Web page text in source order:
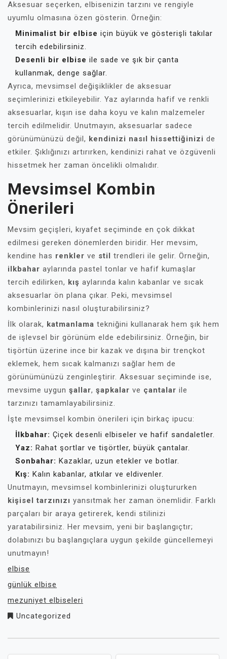
Aksesuar seçerken, elbisenizin tarzını ve rengiyle
uyumlu olmasına özen gösterin. Örneğin:
Minimalist bir elbise için büyük ve gösterişli takılar
tercih edebilirsiniz.
Desenli bir elbise ile sade ve şık bir çanta
kullanmak, denge sağlar.
Ayrıca, mevsimsel değişiklikler de aksesuar
seçimlerinizi etkileyebilir. Yaz aylarında hafif ve renkli
aksesuarlar, kışın ise daha koyu ve kalın malzemeler
tercih edilmelidir. Unutmayın, aksesuarlar sadece
görünümünüzü değil, kendinizi nasıl hissettiğinizi de
etkiler. Şıklığınızı artırırken, kendinizi rahat ve özgüvenli
hissetmek her zaman öncelikli olmalıdır.
Mevsimsel Kombin
Önerileri
Mevsim geçişleri, kıyafet seçiminde en çok dikkat
edilmesi gereken dönemlerden biridir. Her mevsim,
kendine has renkler ve stil trendleri ile gelir. Örneğin,
ilkbahar aylarında pastel tonlar ve hafif kumaşlar
tercih edilirken, kış aylarında kalın kabanlar ve sıcak
aksesuarlar ön plana çıkar. Peki, mevsimsel
kombinlerinizi nasıl oluşturabilirsiniz?
İlk olarak, katmanlama tekniğini kullanarak hem şık hem
de işlevsel bir görünüm elde edebilirsiniz. Örneğin, bir
tişörtün üzerine ince bir kazak ve dışına bir trençkot
eklemek, hem sıcak kalmanızı sağlar hem de
görünümünüzü zenginleştirir. Aksesuar seçiminde ise,
mevsime uygun şallar, şapkalar ve çantalar ile
tarzınızı tamamlayabilirsiniz.
İşte mevsimsel kombin önerileri için birkaç ipucu:
İlkbahar: Çiçek desenli elbiseler ve hafif sandaletler.
Yaz: Rahat şortlar ve tişörtler, büyük çantalar.
Sonbahar: Kazaklar, uzun etekler ve botlar.
Kış: Kalın kabanlar, atkılar ve eldivenler.
Unutmayın, mevsimsel kombinlerinizi oluştururken
kişisel tarzınızı yansıtmak her zaman önemlidir. Farklı
parçaları bir araya getirerek, kendi stilinizi
yaratabilirsiniz. Her mevsim, yeni bir başlangıçtır;
dolabınızı bu başlangıçlara uygun şekilde güncellemeyi
unutmayın!
elbise
günlük elbise
mezuniyet elbiseleri
Uncategorized